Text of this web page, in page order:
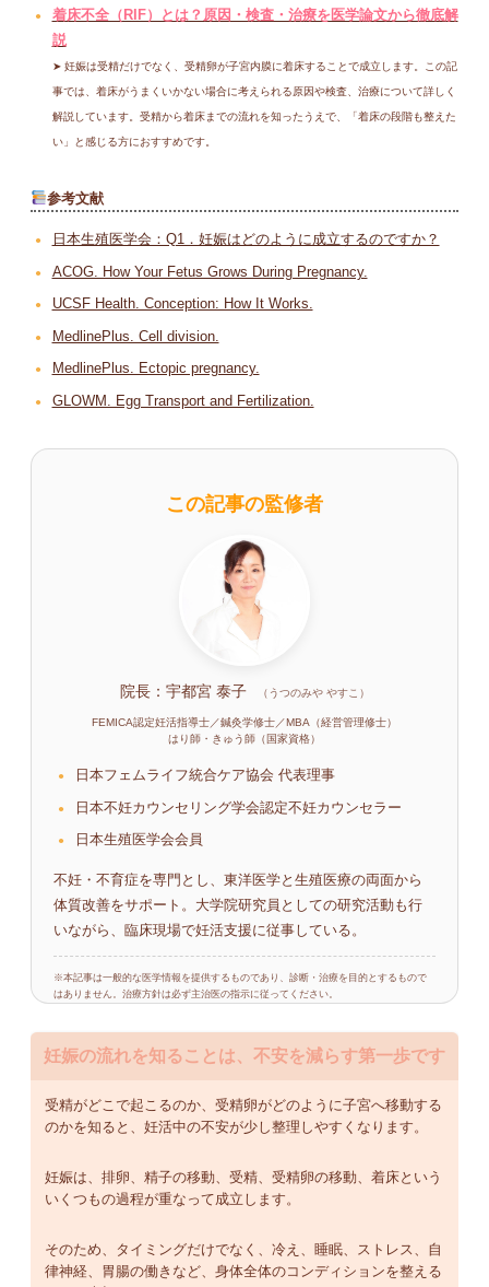
着床不全（RIF）とは？原因・検査・治療を医学論文から徹底解
説
➤ 妊娠は受精だけでなく、受精卵が子宮内膜に着床することで成立します。この記
事では、着床がうまくいかない場合に考えられる原因や検査、治療について詳しく
解説しています。受精から着床までの流れを知ったうえで、「着床の段階も整えた
い」と感じる方におすすめです。
参考文献
日本生殖医学会：Q1．妊娠はどのように成立するのですか？
ACOG. How Your Fetus Grows During Pregnancy.
UCSF Health. Conception: How It Works.
MedlinePlus. Cell division.
MedlinePlus. Ectopic pregnancy.
GLOWM. Egg Transport and Fertilization.
この記事の監修者
院長：宇都宮 泰子 （うつのみや やすこ）
FEMICA認定妊活指導士／鍼灸学修士／MBA（経営管理修士）
はり師・きゅう師（国家資格）
日本フェムライフ統合ケア協会 代表理事
日本不妊カウンセリング学会認定不妊カウンセラー
日本生殖医学会会員
不妊・不育症を専門とし、東洋医学と生殖医療の両面から
体質改善をサポート。大学院研究員としての研究活動も行
いながら、臨床現場で妊活支援に従事している。
※本記事は一般的な医学情報を提供するものであり、診断・治療を目的とするもので
はありません。治療方針は必ず主治医の指示に従ってください。
妊娠の流れを知ることは、不安を減らす第一歩です
受精がどこで起こるのか、受精卵がどのように子宮へ移動する
のかを知ると、妊活中の不安が少し整理しやすくなります。
妊娠は、排卵、精子の移動、受精、受精卵の移動、着床という
いくつもの過程が重なって成立します。
そのため、タイミングだけでなく、冷え、睡眠、ストレス、自
律神経、胃腸の働きなど、身体全体のコンディションを整える